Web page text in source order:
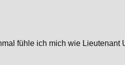
fühle ich mich wie